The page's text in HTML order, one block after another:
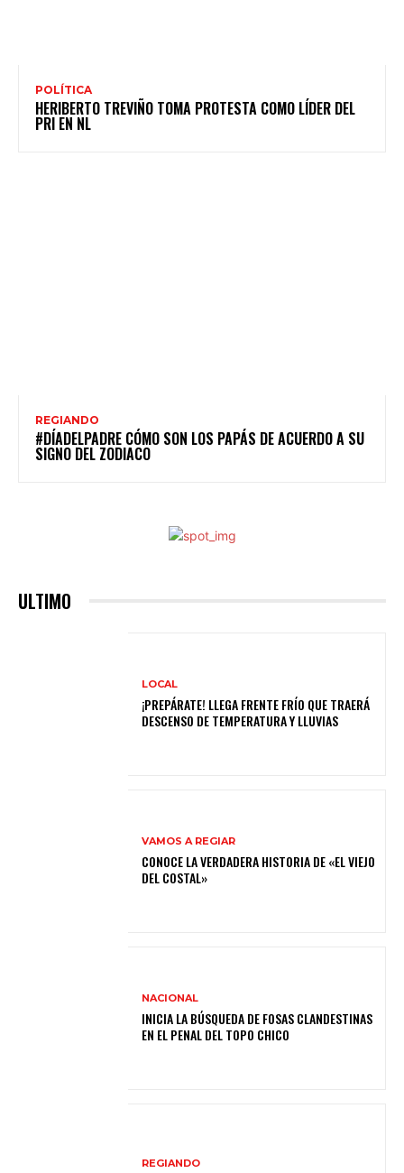
POLÍTICA
HERIBERTO TREVIÑO TOMA PROTESTA COMO LÍDER DEL
PRI EN NL
REGIANDO
#DÍADELPADRE CÓMO SON LOS PAPÁS DE ACUERDO A SU
SIGNO DEL ZODIACO
ULTIMO
LOCAL
¡PREPÁRATE! LLEGA FRENTE FRÍO QUE TRAERÁ
DESCENSO DE TEMPERATURA Y LLUVIAS
VAMOS A REGIAR
CONOCE LA VERDADERA HISTORIA DE «EL VIEJO
DEL COSTAL»
NACIONAL
INICIA LA BÚSQUEDA DE FOSAS CLANDESTINAS
EN EL PENAL DEL TOPO CHICO
REGIANDO